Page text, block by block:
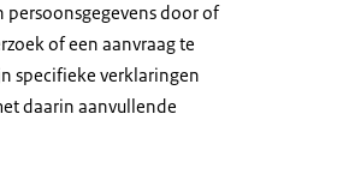
door of
of een aanvraag te
specifieke verklaringen
daarin aanvullende